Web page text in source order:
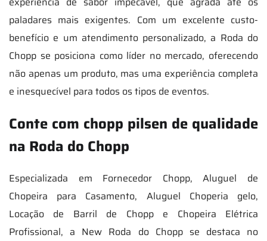
paladares mais exigentes. Com um excelente custo-
benefício e um atendimento personalizado, a Roda do
Chopp se posiciona como líder no mercado, oferecendo
não apenas um produto, mas uma experiência completa
e inesquecível para todos os tipos de eventos.
Conte com chopp pilsen de qualidade
na Roda do Chopp
Especializada em Fornecedor Chopp, Aluguel de
Chopeira para Casamento, Aluguel Choperia gelo,
Locação de Barril de Chopp e Chopeira Elétrica
Profissional, a New Roda do Chopp se destaca no